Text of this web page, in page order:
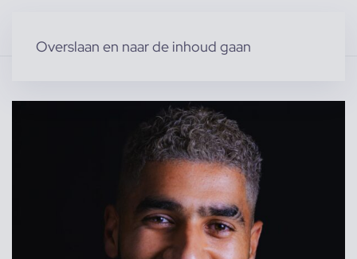
Overslaan en naar de inhoud gaan